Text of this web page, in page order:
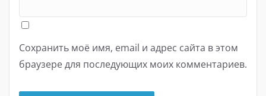
Сохранить моё имя, email и адрес сайта в этом
браузере для последующих моих комментариев.